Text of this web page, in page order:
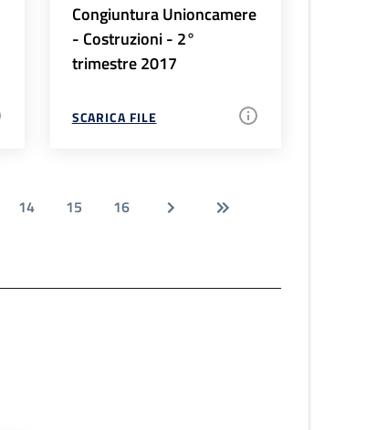
Congiuntura Unioncamere
- Costruzioni - 2°
trimestre 2017
SCARICA FILE
14 15 16